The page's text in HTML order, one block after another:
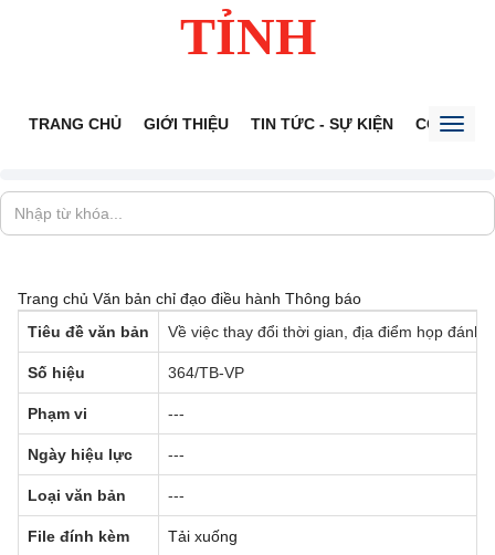
TỈNH
TRANG CHỦ GIỚI THIỆU TIN TỨC - SỰ KIỆN CỔNG
Trang chủ Văn bản chỉ đạo điều hành Thông báo
Tiêu đề văn bản
Về việc thay đổi thời gian, địa điểm họp đánh
Số hiệu 364/TB-VP
Phạm vi ---
Ngày hiệu lực ---
Loại văn bản ---
File đính kèm Tải xuống